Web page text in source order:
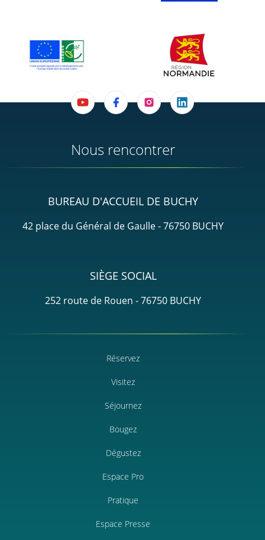
Nous rencontrer
BUREAU D'ACCUEIL DE BUCHY
42 place du Général de Gaulle - 76750 BUCHY
SIÈGE SOCIAL
252 route de Rouen - 76750 BUCHY
Réservez
Visitez
Séjournez
Bougez
Dégustez
Espace Pro
Pratique
Espace Presse